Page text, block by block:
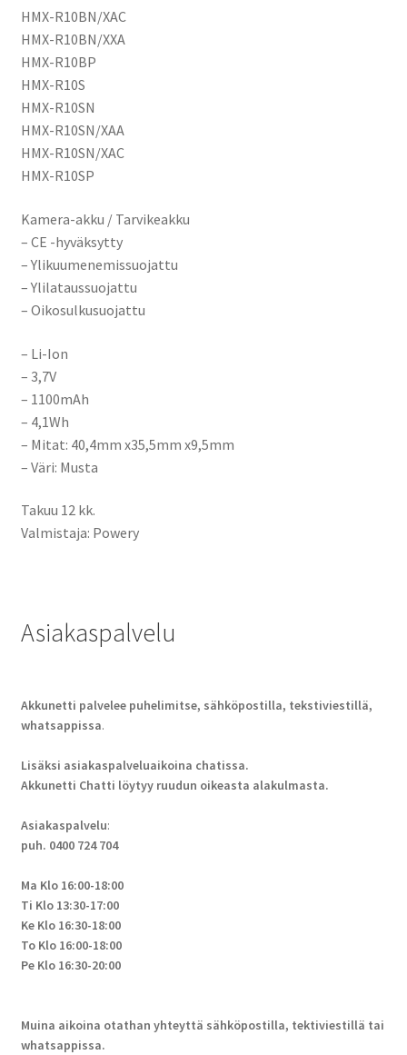
HMX-R10BN/XAC
HMX-R10BN/XXA
HMX-R10BP
HMX-R10S
HMX-R10SN
HMX-R10SN/XAA
HMX-R10SN/XAC
HMX-R10SP
Kamera-akku / Tarvikeakku
– CE -hyväksytty
– Ylikuumenemissuojattu
– Ylilataussuojattu
– Oikosulkusuojattu
– Li-Ion
– 3,7V
– 1100mAh
– 4,1Wh
– Mitat: 40,4mm x35,5mm x9,5mm
– Väri: Musta
Takuu 12 kk.
Valmistaja: Powery
Asiakaspalvelu
Akkunetti palvelee puhelimitse, sähköpostilla, tekstiviestillä,
whatsappissa.
Lisäksi asiakaspalveluaikoina chatissa.
Akkunetti Chatti löytyy ruudun oikeasta alakulmasta.
Asiakaspalvelu:
puh. 0400 724 704
Ma Klo 16:00-18:00
Ti Klo 13:30-17:00
Ke Klo 16:30-18:00
To Klo 16:00-18:00
Pe Klo 16:30-20:00
Muina aikoina otathan yhteyttä sähköpostilla, tektiviestillä tai
whatsappissa.